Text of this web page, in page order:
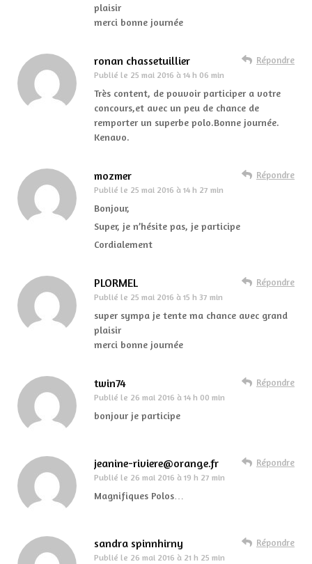
plaisir
merci bonne journée
ronan chassetuillier
Publié le 25 mai 2016 à 14 h 06 min
Répondre
Très content, de pouvoir participer a votre
concours,et avec un peu de chance de
remporter un superbe polo.Bonne journée.
Kenavo.
mozmer
Publié le 25 mai 2016 à 14 h 27 min
Répondre
Bonjour,
Super, je n’hésite pas, je participe
Cordialement
PLORMEL
Publié le 25 mai 2016 à 15 h 37 min
Répondre
super sympa je tente ma chance avec grand
plaisir
merci bonne journée
twin74
Publié le 26 mai 2016 à 14 h 00 min
Répondre
bonjour je participe
jeanine-riviere@orange.fr
Publié le 26 mai 2016 à 19 h 27 min
Répondre
Magnifiques Polos…
sandra spinnhirny
Publié le 26 mai 2016 à 21 h 25 min
Répondre